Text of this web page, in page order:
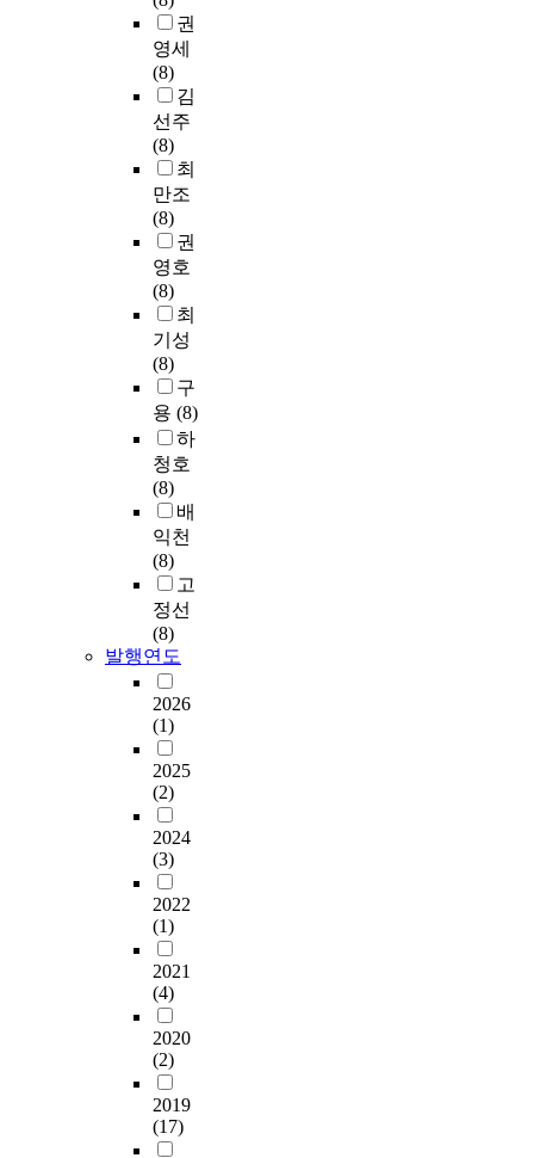
권
영세
(8)
김
선주
(8)
최
만조
(8)
권
영호
(8)
최
기성
(8)
구
용 (8)
하
청호
(8)
배
익천
(8)
고
정선
(8)
발행연도
2026
(1)
2025
(2)
2024
(3)
2022
(1)
2021
(4)
2020
(2)
2019
(17)